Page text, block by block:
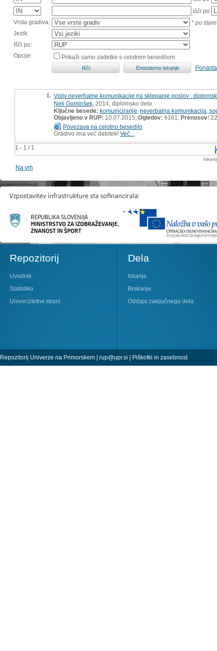
išči po
Vrsta gradiva:
* po
Jezik:
Išči po:
Opcije:
Prikaži samo zadetke s celotnim besedilom
1 - 1 / 1
1. Vpliv neverbalne komunikacije na sklepanje poslov :
Neli Gominšek , 2014, diplomsko delo
Ključne besede: komuniciranje neverbalna komunikacija
Objavljeno v RUP: 10.07.2015; Ogledov: 6161; Prenosov:
Povezava na celotno besedilo
Gradivo ima več datotek! Več...
Na vrh
Repozitorij
Uvodnik
Statistika
Univerzitetne strani
Dela
Iskanje
Brskanje
Oddaja zaključnega dela
Repozitorij Univerze na Primorskem | rup@upr.si | Piškotki in zasebnost